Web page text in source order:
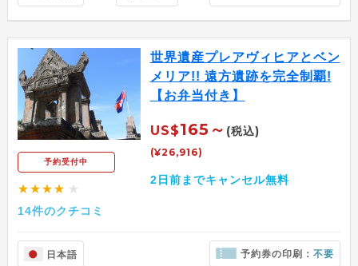
予約受付中
★★★★ ★
14件のクチコミ
世界遺産プレアヴィヒアとベン
メリア!! 遠方遺跡を完全制覇!
【お弁当付き】
US$165～ (税込)
(¥26,916)
2日前までキャンセル無料
日本語 予約券の印刷：不要